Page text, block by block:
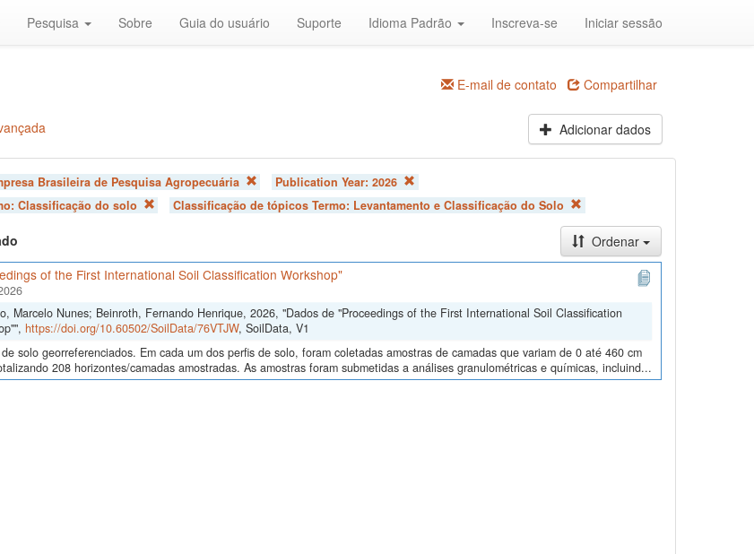
Pesquisa Sobre Guia do usuário Suporte Idioma Padrão Inscreva-se Iniciar sessão
E-mail de contato Compartilhar
Adicionar dados
Brasileira de Pesquisa Agropecuária Publication Year: 2026
Classificação do solo Classificação de tópicos Termo: Levantamento e Classificação do Solo
Ordenar
of the First International Soil Classification Workshop"
Marcelo Nunes; Beinroth, Fernando Henrique, 2026, "Dados de "Proceedings of the First International Soil Classification
https://doi.org/10.60502/SoilData/76VTJW, SoilData, V1
solo georreferenciados. Em cada um dos perfis de solo, foram coletadas amostras de camadas que variam de 0 até 460 cm
208 horizontes/camadas amostradas. As amostras foram submetidas a análises granulométricas e químicas, incluind...